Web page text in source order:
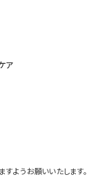
ア
ようお願いいたします。